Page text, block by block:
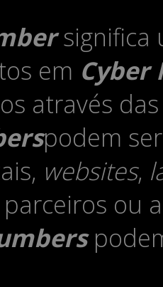
significa
em Cyber
através
podem
websites,
ou